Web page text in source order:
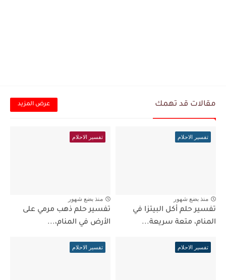
مقالات قد تهمك عرض المزيد
تفسير الاحلام
منذ بضع شهور
تفسير حلم أكل البيتزا في
المنام، متعة سريعة...
تفسير الاحلام
منذ بضع شهور
تفسير حلم ذهب مرمي على
الأرض في المنام،...
تفسير الاحلام تفسير الاحلام